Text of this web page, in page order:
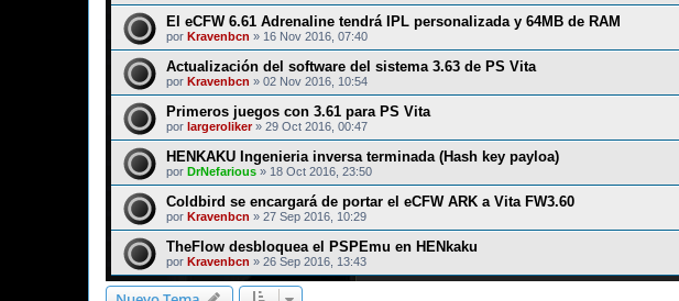
El eCFW 6.61 Adrenaline tendrá IPL personalizada y 64MB de RAM
por Kravenbcn » 16 Nov 2016, 07:40
Actualización del software del sistema 3.63 de PS Vita
por Kravenbcn » 02 Nov 2016, 10:54
Primeros juegos con 3.61 para PS Vita
por largeroliker» 29 Oct 2016, 00:47
HENKAKU Ingenieria inversa terminada (Hash key payloa)
por DrNefarious » 18 Oct 2016, 23:50
Coldbird se encargará de portar el eCFW ARK a Vita FW3.60
por Kravenbcn » 27 Sep 2016, 10:29
TheFlow desbloquea el PSPEmu en HENkaku
por Kravenbcn » 26 Sep 2016, 13:43